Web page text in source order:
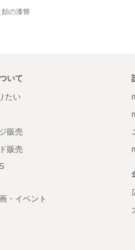
飴の漆簪
いて
たい
販売
販売
・イベント